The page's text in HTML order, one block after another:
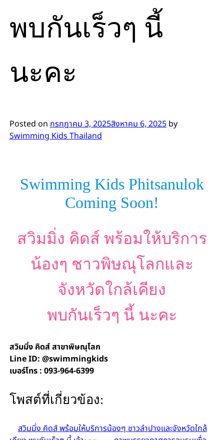
พบกันเร็วๆ นี้
นะคะ
Posted onกรกฎาคม 3, 2025สิงหาคม 6, 2025by
Swimming Kids Thailand
Swimming Kids Phitsanulok
Coming Soon!
สวิมมิ่ง คิดส์ พร้อมให้บริการ
น้องๆ ชาวพิษณุโลกและ
จังหวัดใกล้เคียง
พบกันเร็วๆ นี้ นะคะ
สวิมมิ่ง คิดส์ สาขาพิษณุโลก
Line ID: @swimmingkids
เบอร์โทร : 093-964-6399
โพสต์ที่เกี่ยวข้อง:
สวิมมิ่ง คิดส์ พร้อมให้บริการน้องๆ ชาวลำปางและจังหวัดใกล้